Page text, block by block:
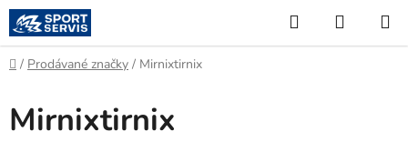
Přejít
na
obsah
Hledat
KOŠÍK
Domů
/ Prodávané značky / Mirnixtirnix
Mirnixtirnix